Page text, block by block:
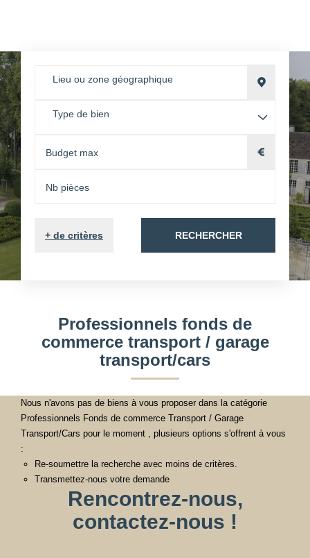
Lieu ou zone géographique
Type de bien
+ de critères RECHERCHER
Professionnels fonds de
commerce transport / garage
transport/cars
Nous n'avons pas de biens à vous proposer dans la catégorie
Professionnels Fonds de commerce Transport / Garage
Transport/Cars pour le moment , plusieurs options s'offrent à vous
:
Re-soumettre la recherche avec moins de critères.
Transmettez-nous votre demande
Rencontrez-nous,
contactez-nous !